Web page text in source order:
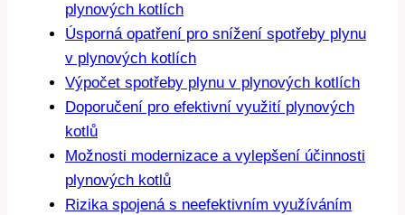
plynových kotlích
Úsporná opatření pro snížení spotřeby plynu
v plynových kotlích
Výpočet spotřeby plynu v plynových kotlích
Doporučení pro efektivní využití plynových
kotlů
Možnosti modernizace a vylepšení účinnosti
plynových kotlů
Rizika spojená s neefektivním využíváním